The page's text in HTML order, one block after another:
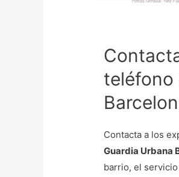
teléfono
Contacta a los
Guardia Urbana
barrio, el